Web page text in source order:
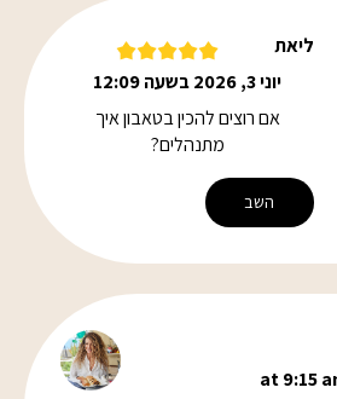
ליאת
יוני 3, 2026 בשעה 12:09
אם רוצים להכין בטאבון איך
מתנהלים?
השב